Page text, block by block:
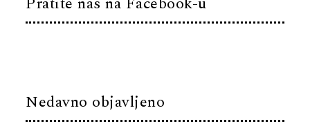
Nedavno objavljeno